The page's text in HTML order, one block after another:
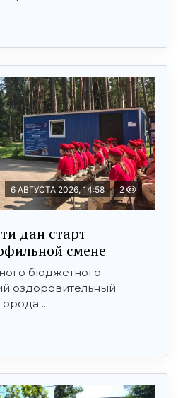
6 АВГУСТА 2026, 14:58 2
дан старт
смене
бюджетного
оздоровительный
...